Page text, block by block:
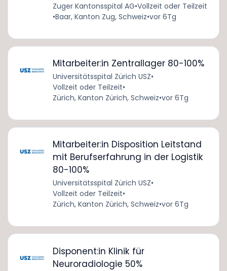
Zuger Kantonsspital AG•Vollzeit oder Teilzeit
•Baar, Kanton Zug, Schweiz•vor 6Tg
Mitarbeiter:in Zentrallager 80-100%
Universitätsspital Zürich USZ•
Vollzeit oder Teilzeit•
Zürich, Kanton Zürich, Schweiz•vor 6Tg
Mitarbeiter:in Disposition Leitstand
mit Berufserfahrung in der Logistik
80-100%
Universitätsspital Zürich USZ•
Vollzeit oder Teilzeit•
Zürich, Kanton Zürich, Schweiz•vor 6Tg
Disponent:in Klinik für
Neuroradiologie 50%